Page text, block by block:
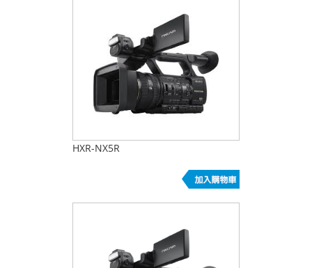
HXR-NX5R